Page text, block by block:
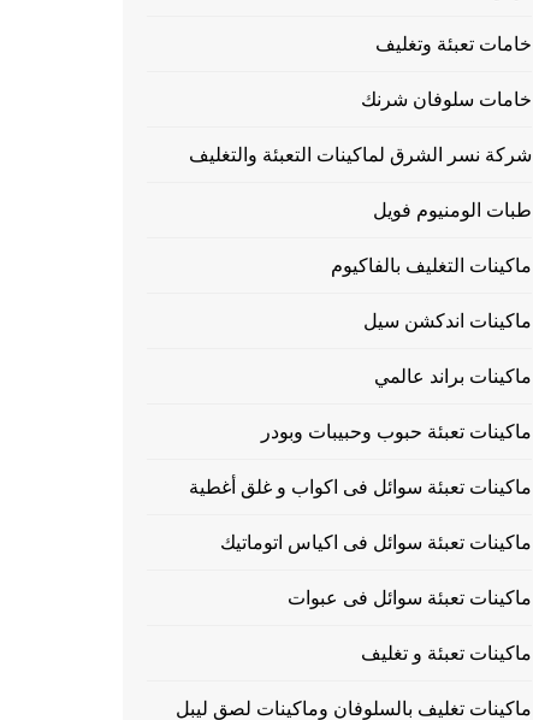
خامات تعبئة وتغليف
خامات سلوفان شرنك
شركة نسر الشرق لماكينات التعبئة والتغليف
طبات الومنيوم فويل
ماكينات التغليف بالفاكيوم
ماكينات اندكشن سيل
ماكينات براند عالمي
ماكينات تعبئة حبوب وحبيبات وبودر
ماكينات تعبئة سوائل فى اكواب و غلق أغطية
ماكينات تعبئة سوائل فى اكياس اتوماتيك
ماكينات تعبئة سوائل فى عبوات
ماكينات تعبئة و تغليف
ماكينات تغليف بالسلوفان وماكينات لصق ليبل